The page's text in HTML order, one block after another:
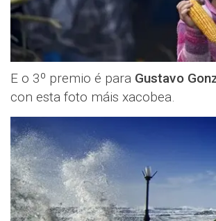
E o 3º premio é para Gustavo
con esta foto máis xacobea.